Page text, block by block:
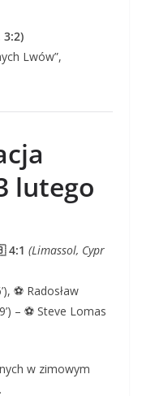
Lwów”,
lutego
4:1 (Limassol, Cypr
⚽ Radosław
– ⚽ Steve Lomas
w zimowym